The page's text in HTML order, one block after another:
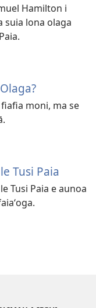
Hamilton i
suia lona olaga
moni, ma se
le Tusi Paia
le Tusi Paia e aunoa